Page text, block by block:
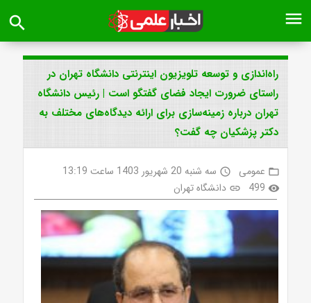
menu
search
راه‌اندازی و توسعه تلویزیون اینترنتی دانشگاه تهران در
راستای ضرورت ایجاد فضای گفتگو است | رئیس دانشگاه
تهران درباره زمینه‌سازی برای ارائه دیدگاه‌های مختلف به
دکتر پزشکیان چه گفت؟
folder_open عمومی access_time سه شنبه 20 شهریور 1403 ساعت 13:19
visibility
499
link دانشگاه تهران